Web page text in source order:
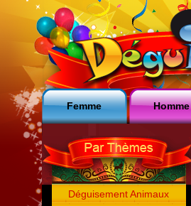
Femme Homme
Déguisement Animaux